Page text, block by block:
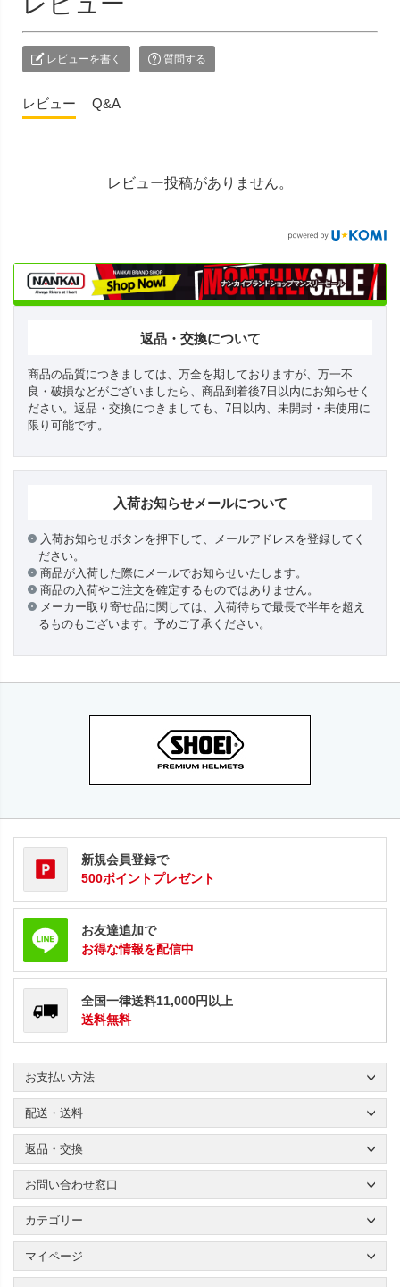
レビューを書く 質問する
レビュー Q&A
レビュー投稿がありません。
返品・交換について
商品の品質につきましては、万全を期しておりますが、万一不
良・破損などがございましたら、商品到着後7日以内にお知らせく
ださい。返品・交換につきましても、7日以内、未開封・未使用に
限り可能です。
入荷お知らせメールについて
入荷お知らせボタンを押下して、メールアドレスを登録してく
ださい。
商品が入荷した際にメールでお知らせいたします。
商品の入荷やご注文を確定するものではありません。
メーカー取り寄せ品に関しては、入荷待ちで最長で半年を超え
るものもございます。予めご了承ください。
新規会員登録で
500ポイントプレゼント
お友達追加で
お得な情報を配信中
全国一律送料11,000円以上
送料無料
お支払い方法
配送・送料
返品・交換
お問い合わせ窓口
カテゴリー
マイページ